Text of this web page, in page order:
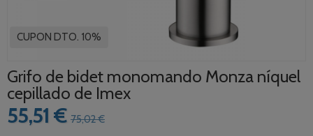
CUPON DTO. 10%
Grifo de bidet monomando Monza níquel
cepillado de Imex
55,51 € 75,02 €